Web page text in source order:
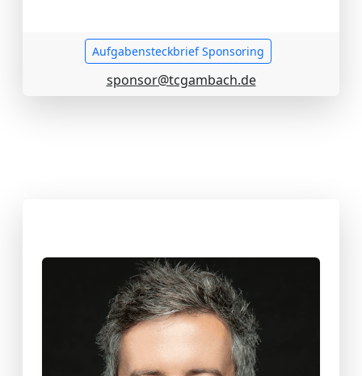
Aufgabensteckbrief Sponsoring
sponsor@tcgambach.de